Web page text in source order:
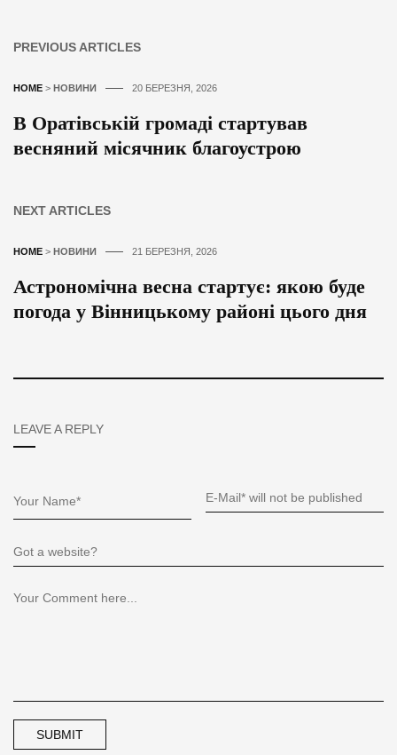
PREVIOUS ARTICLES
HOME > НОВИНИ 20 БЕРЕЗНЯ, 2026
В Оратівській громаді стартував
весняний місячник благоустрою
NEXT ARTICLES
HOME > НОВИНИ 21 БЕРЕЗНЯ, 2026
Астрономічна весна стартує: якою буде
погода у Вінницькому районі цього дня
LEAVE A REPLY